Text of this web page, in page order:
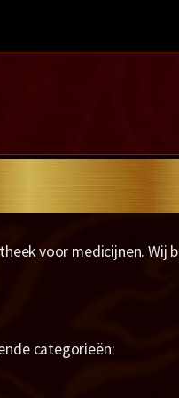
voor medicijnen.
categorieën: